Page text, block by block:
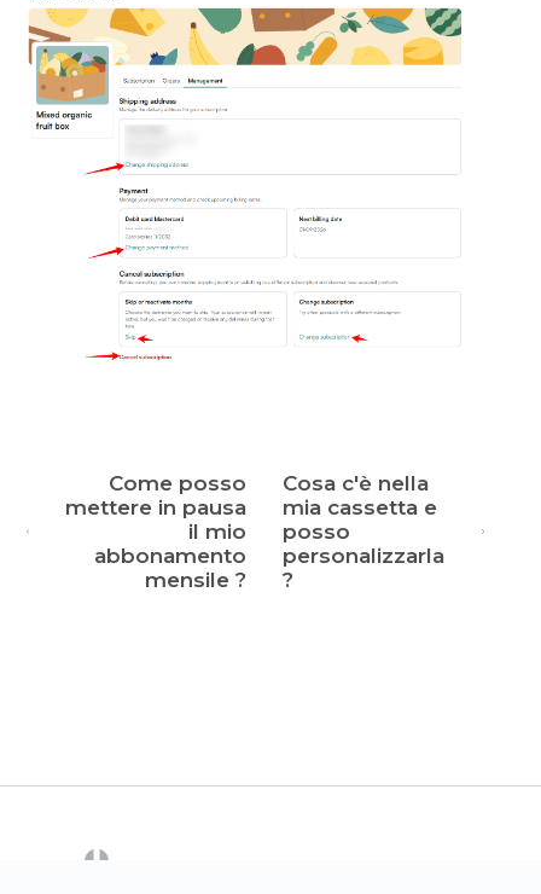
Come posso
mettere in pausa
il mio
abbonamento
mensile ?
Cosa c'è nella
mia cassetta e
posso
personalizzarla
?